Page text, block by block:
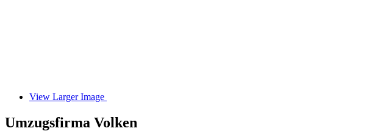
View Larger Image
Umzugsfirma Volken